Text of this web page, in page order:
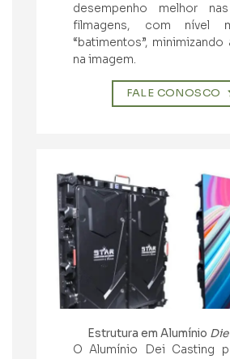
desempenho melhor
filmagens, com nível
“batimentos”, minimizando
na imagem.
FALE CONOSCO
Estrutura em Alumínio
O Alumínio Dei Casting